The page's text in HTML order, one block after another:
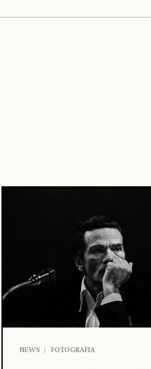
NEWS FOTOGRAFIA